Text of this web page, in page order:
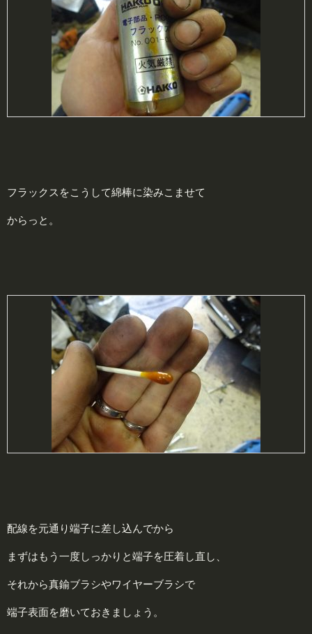
フラックスをこうして綿棒に染みこませて
からっと。
配線を元通り端子に差し込んでから
まずはもう一度しっかりと端子を圧着し直し、
それから真鍮ブラシやワイヤーブラシで
端子表面を磨いておきましょう。